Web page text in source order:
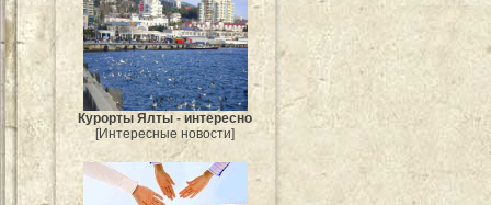
Курорты Ялты - интересно
[Интересные новости]